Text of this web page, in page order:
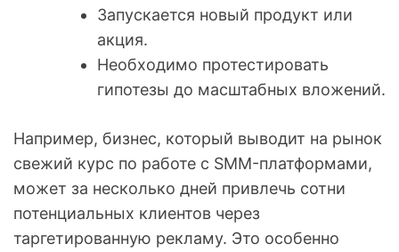
Запускается новый продукт или
акция.
Необходимо протестировать
гипотезы до масштабных вложений.
Например, бизнес, который выводит на рынок
свежий курс по работе с SMM-платформами,
может за несколько дней привлечь сотни
потенциальных клиентов через
таргетированную рекламу. Это особенно